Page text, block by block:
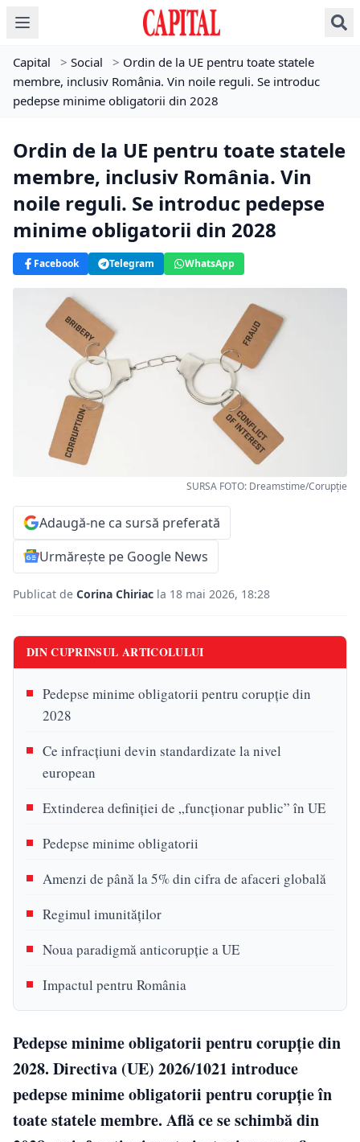
Capital > Social > Ordin de la UE pentru toate statele
membre, inclusiv România. Vin noile reguli. Se introduc
pedepse minime obligatorii din 2028
Ordin de la UE pentru toate statele
membre, inclusiv România. Vin
noile reguli. Se introduc pedepse
minime obligatorii din 2028
Facebook Telegram WhatsApp
SURSA FOTO: Dreamstime/Corupție
Adaugă-ne ca sursă preferată
Urmărește pe Google News
Publicat de Corina Chiriac la 18 mai 2026, 18:28
DIN CUPRINSUL ARTICOLULUI
Pedepse minime obligatorii pentru corupție din
2028
Ce infracțiuni devin standardizate la nivel
european
Extinderea definiției de „funcționar public” în UE
Pedepse minime obligatorii
Amenzi de până la 5% din cifra de afaceri globală
Regimul imunităților
Noua paradigmă anticorupție a UE
Impactul pentru România
Pedepse minime obligatorii pentru corupție din
2028. Directiva (UE) 2026/1021 introduce
pedepse minime obligatorii pentru corupție în
toate statele membre. Află ce se schimbă din